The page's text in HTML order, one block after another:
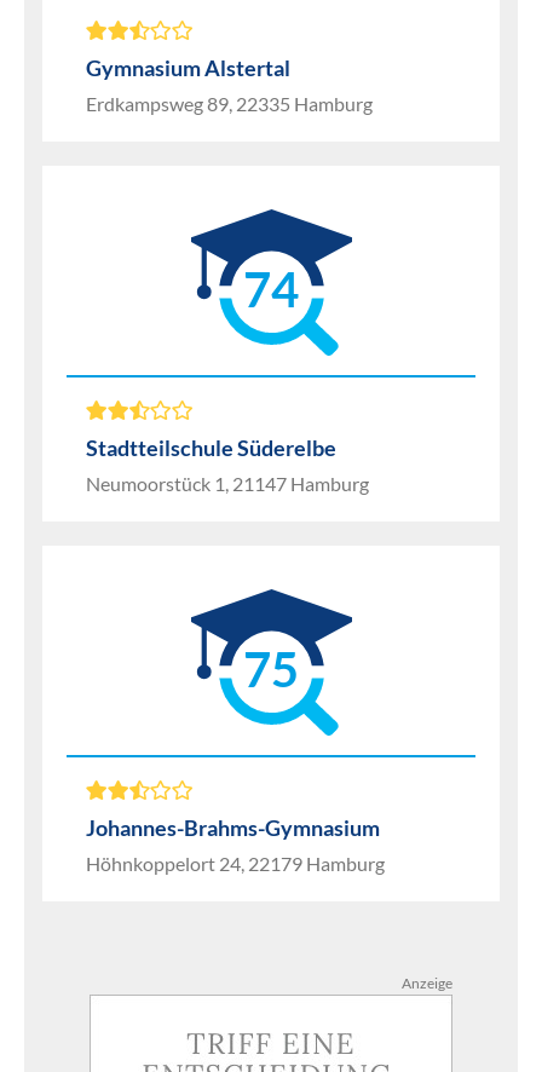
Gymnasium Alstertal
Erdkampsweg 89, 22335 Hamburg
74
Stadtteilschule Süderelbe
Neumoorstück 1, 21147 Hamburg
75
Johannes-Brahms-Gymnasium
Höhnkoppelort 24, 22179 Hamburg
Anzeige